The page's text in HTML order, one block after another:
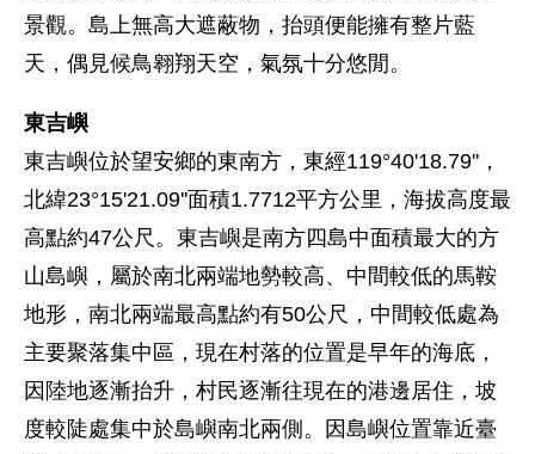
景觀。島上無高大遮蔽物，抬頭便能擁有整片藍
天，偶見候鳥翱翔天空，氣氛十分悠閒。
東吉嶼
東吉嶼位於望安鄉的東南方，東經119°40'18.79''，
北緯23°15'21.09''面積1.7712平方公里，海拔高度最
高點約47公尺。東吉嶼是南方四島中面積最大的方
山島嶼，屬於南北兩端地勢較高、中間較低的馬鞍
地形，南北兩端最高點約有50公尺，中間較低處為
主要聚落集中區，現在村落的位置是早年的海底，
因陸地逐漸抬升，村民逐漸往現在的港邊居住，坡
度較陡處集中於島嶼南北兩側。因島嶼位置靠近臺